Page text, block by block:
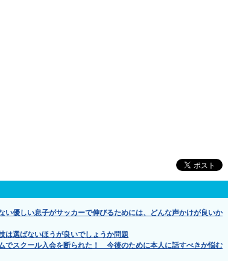
い優しい息子がサッカーで伸びるためには、どんな声かけが良いか
は選ばないほうが良いでしょうか問題
でスクール入会を断られた！ 今後のために本人に話すべきか悩む